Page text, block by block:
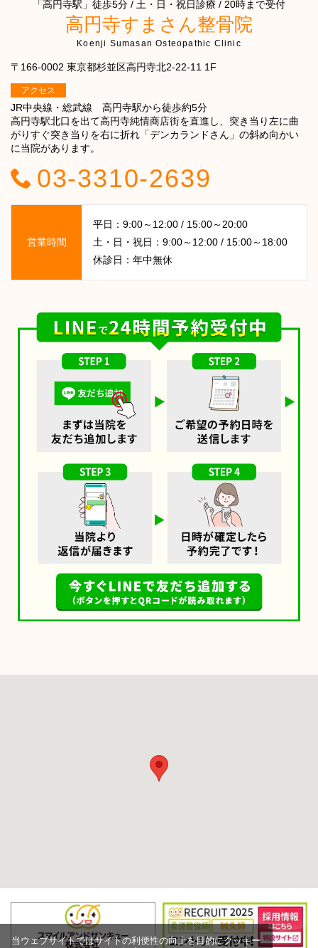
当ウェブサイトではサイトの利便性の向上を目的にクッキー
「高円寺駅」徒歩5分 / 土・日・祝日診療 / 20時まで受付
高円寺すまさん整骨院
Koenji Sumasan Osteopathic Clinic
〒166-0002 東京都杉並区高円寺北2-22-11 1F
アクセス
JR中央線・総武線 高円寺駅から徒歩約5分
高円寺駅北口を出て高円寺純情商店街を直進し、突き当り左に曲
がりすぐ突き当りを右に折れ「デンカランドさん」の斜め向かい
に当院があります。
03-3310-2639
営業時間
平日：9:00～12:00 / 15:00～20:00
土・日・祝日：9:00～12:00 / 15:00～18:00
休診日：年中無休